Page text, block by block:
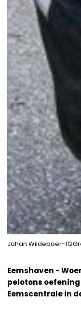
Johan Wildeboer-
Eemshaven -
pelotons
Eemscentrale in